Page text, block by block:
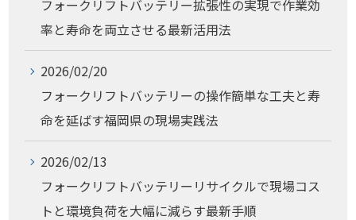
フォークリフトバッテリー拡張性の実現で作業効
率と寿命を両立させる最新活用法
2026/02/20
フォークリフトバッテリーの操作簡単な工夫と寿
命を延ばす福岡県の現場実践法
2026/02/13
フォークリフトバッテリーリサイクルで現場コス
トと環境負荷を大幅に減らす最新手順